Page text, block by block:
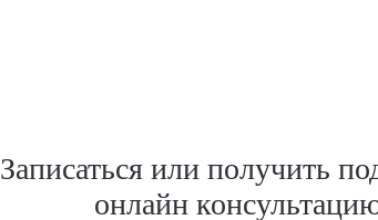
Записаться или получить
онлайн